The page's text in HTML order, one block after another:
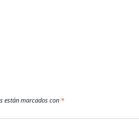
están marcados con *